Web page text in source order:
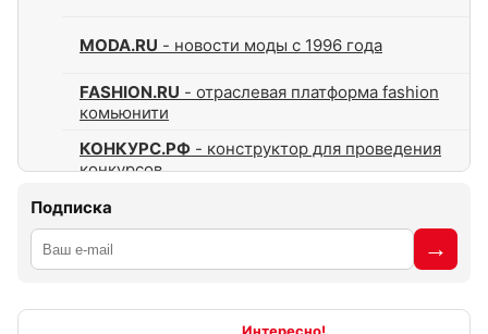
MODA.RU - новости моды с 1996 года
FASHION.RU - отраслевая платформа fashion
комьюнити
КОНКУРС.РФ - конструктор для проведения
конкурсов
Подписка